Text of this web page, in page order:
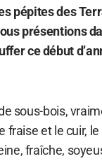
pépites des
présentions
ce début
sous-bois,
et le cuir, le
fraîche,